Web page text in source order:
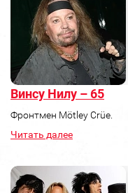
Винсу Нилу – 65
Фронтмен Mötley Crüe.
Читать далее